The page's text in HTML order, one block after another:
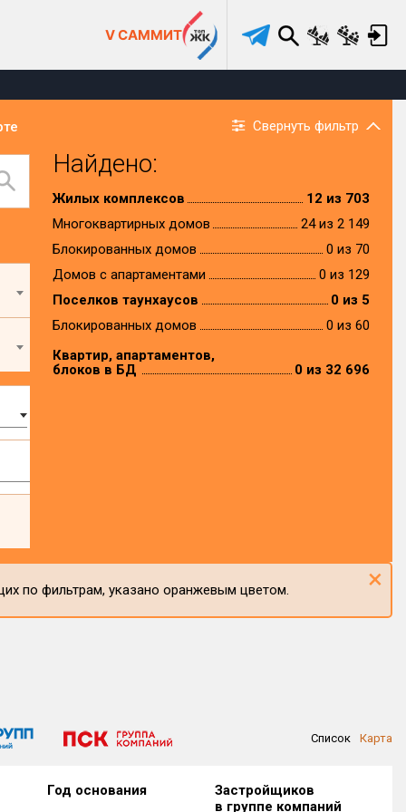
V САММИТ
Свернуть фильтр
Найдено:
Жилых комплексов
12 из 703
Многоквартирных домов
24 из 2 149
Блокированных домов
0 из 70
Домов с апартаментами
0 из 129
Поселков таунхаусов
0 из 5
Блокированных домов
0 из 60
Квартир, апартаментов,
блоков в БД
0 из 32 696
по фильтрам, указано оранжевым цветом. ×
Список Карта
Год основания
Застройщиков
в группе компаний